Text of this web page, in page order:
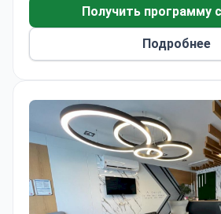
месяцев, каждый
дня. Клиника
дизайне улыбки за 4 дня
собственной зуботехнической
Получить программу
Подробнее